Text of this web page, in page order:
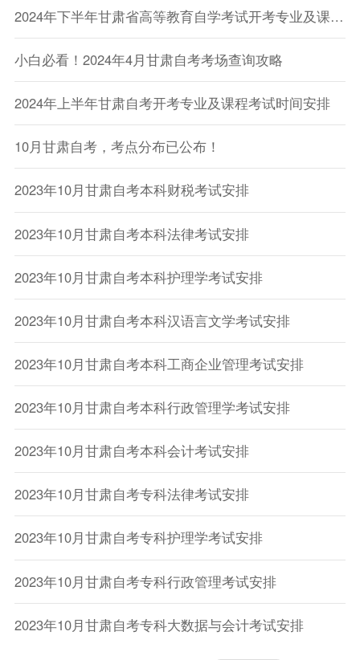
2024年下半年甘肃省高等教育自学考试开考专业及课程考试时间安排
小白必看！2024年4月甘肃自考考场查询攻略
2024年上半年甘肃自考开考专业及课程考试时间安排
10月甘肃自考，考点分布已公布！
2023年10月甘肃自考本科财税考试安排
2023年10月甘肃自考本科法律考试安排
2023年10月甘肃自考本科护理学考试安排
2023年10月甘肃自考本科汉语言文学考试安排
2023年10月甘肃自考本科工商企业管理考试安排
2023年10月甘肃自考本科行政管理学考试安排
2023年10月甘肃自考本科会计考试安排
2023年10月甘肃自考专科法律考试安排
2023年10月甘肃自考专科护理学考试安排
2023年10月甘肃自考专科行政管理考试安排
2023年10月甘肃自考专科大数据与会计考试安排